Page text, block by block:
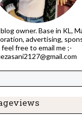
owner. Base in KL,
advertising,
feel free to email me ;-